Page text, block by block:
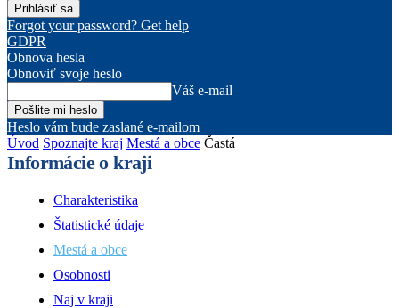
Forgot your password? Get help
GDPR
Obnova hesla
Obnoviť svoje heslo
Váš e-mail
Heslo vám bude zaslané e-mailom
Úvod Spoznajte kraj Mestá a obce Častá
Informácie o kraji
Charakteristika
Štatistické údaje
Mestá a obce
Osobnosti
Naj v kraji